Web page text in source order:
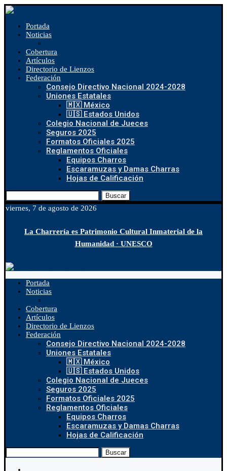
Portada
Noticias
Cobertura
Artículos
Directorio de Lienzos
Federación
Consejo Directivo Nacional 2024-2028
Uniones Estatales
🇲🇽 México
🇺🇸 Estados Unidos
Colegio Nacional de Jueces
Seguros 2025
Formatos Oficiales 2025
Reglamentos Oficiales
Equipos Charros
Escaramuzas y Damas Charras
Hojas de Calificación
Buscar
viernes, 7 de agosto de 2026
La Charrería es Patrimonio Cultural Inmaterial de la
Humanidad · UNESCO
Portada
Noticias
Cobertura
Artículos
Directorio de Lienzos
Federación
Consejo Directivo Nacional 2024-2028
Uniones Estatales
🇲🇽 México
🇺🇸 Estados Unidos
Colegio Nacional de Jueces
Seguros 2025
Formatos Oficiales 2025
Reglamentos Oficiales
Equipos Charros
Escaramuzas y Damas Charras
Hojas de Calificación
Buscar